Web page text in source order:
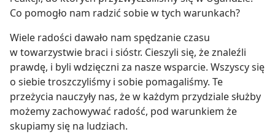
Co pomogło nam radzić sobie w tych warunkach?
Wiele radości dawało nam spędzanie czasu
w towarzystwie braci i sióstr. Cieszyli się, że znaleźli
prawdę, i byli wdzięczni za nasze wsparcie. Wszyscy się
o siebie troszczyliśmy i sobie pomagaliśmy. Te
przeżycia nauczyły nas, że w każdym przydziale służby
możemy zachowywać radość, pod warunkiem że
skupiamy się na ludziach.